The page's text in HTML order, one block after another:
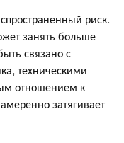
риск.
занять больше
связано с
техническими
отношением к
затягивает